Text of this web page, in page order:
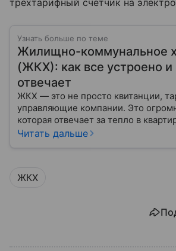
трехтарифный счетчик на
Узнать больше по теме
Жилищно-коммунальное
(ЖКХ): как все устроено и
отвечает
ЖКХ — это не просто квитанции,
управляющие компании. Это
которая отвечает за тепло в
кране, освещение улиц и чистоту во
Читать дальше
ЖКХ